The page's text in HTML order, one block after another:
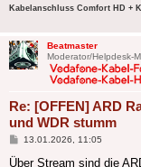
Kabelanschluss Comfort HD +
Beatmaster
Moderator/Helpdesk-
Re: [OFFEN] ARD
und WDR stumm
Beitrag
13.01.2026, 11:05
Über Stream sind die